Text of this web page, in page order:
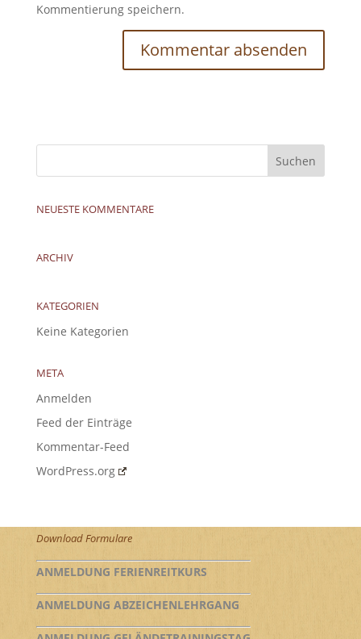
Kommentierung speichern.
NEUESTE KOMMENTARE
ARCHIV
KATEGORIEN
Keine Kategorien
META
Anmelden
Feed der Einträge
Kommentar-Feed
WordPress.org
Download Formulare
ANMELDUNG FERIENREITKURS
ANMELDUNG ABZEICHENLEHRGANG